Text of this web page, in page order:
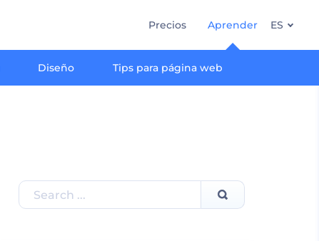
Precios Aprender
Diseño Tips para página web
ES